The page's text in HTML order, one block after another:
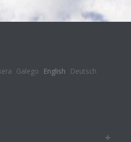
Galego English
Deutsch